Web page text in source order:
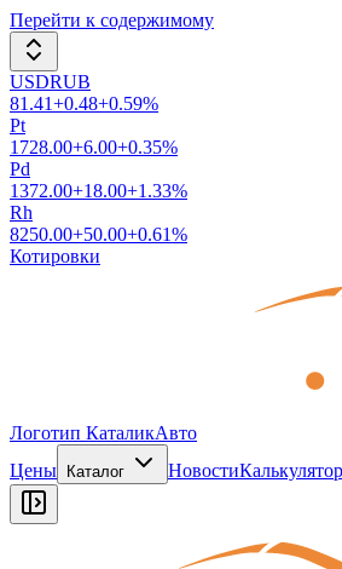
Перейти к содержимому
USDRUB
81.41+0.48+0.59%
Pt
1728.00+6.00+0.35%
Pd
1372.00+18.00+1.33%
Rh
8250.00+50.00+0.61%
Котировки
Логотип КаталикАвто
Цены
Каталог НовостиКалькулятор